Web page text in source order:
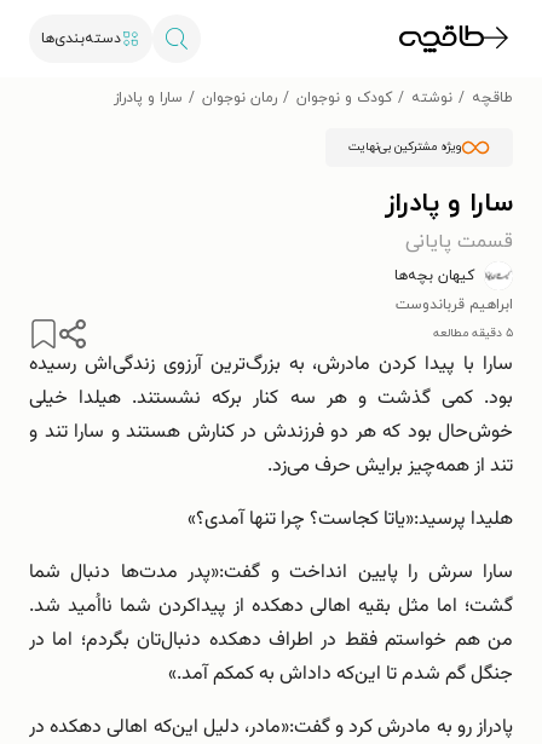
دسته‌بندی‌ها
طاقچه نوشته کودک و نوجوان رمان نوجوان سارا و پادراز
ویژه مشترکین بی‌نهایت
سارا و پادراز
قسمت پایانی
کیهان بچه‌ها
ابراهیم قرباندوست
۵ دقیقه مطالعه
سارا با پیدا کردن مادرش، به بزرگ‌ترین آرزوی زندگی‌اش رسیده
بود. کمی گذشت و هر سه کنار برکه نشستند. هیلدا خیلی
خوش‌حال بود که هر دو فرزندش در کنارش هستند و سارا تند و
تند از همه‌چیز برایش حرف می‌زد.
هلیدا پرسید:«یاتا کجاست؟ چرا تنها آمدی؟»
سارا سرش را پایین انداخت و گفت:«پدر مدت‌ها دنبال شما
گشت؛ اما مثل بقیه اهالی دهکده از پیداکردن شما نااُمید شد.
من هم خواستم فقط در اطراف دهکده دنبال‌تان بگردم؛ اما در
جنگل گم شدم تا این‌که داداش به کمکم آمد.»
پادراز رو به مادرش کرد و گفت:«مادر، دلیل این‌که اهالی دهکده در